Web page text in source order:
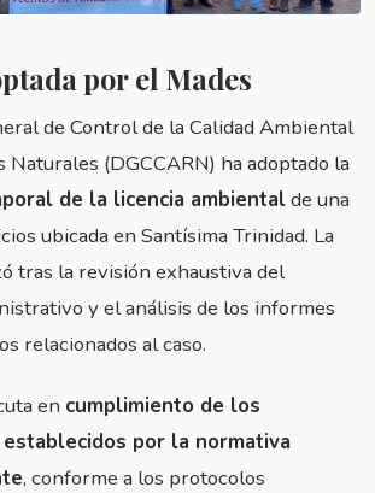
por el Mades
de Control de la Calidad Ambiental
Naturales (DGCCARN) ha adoptado la
de la licencia ambientalde una
ubicada en Santísima Trinidad. La
tras la revisión exhaustiva del
y el análisis de los informes
relacionados al caso.
en cumplimiento de los
por la normativa
, conforme a los protocolos